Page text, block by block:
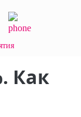
Как